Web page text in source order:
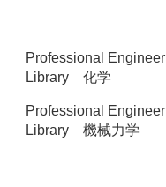
Professional Engineer
Library 化学
Professional Engineer
Library 機械力学